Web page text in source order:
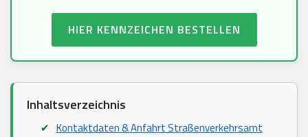
HIER KENNZEICHEN BESTELLEN
Inhaltsverzeichnis
Kontaktdaten & Anfahrt Straßenverkehrsamt